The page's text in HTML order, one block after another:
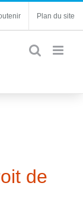
Plan du site
de